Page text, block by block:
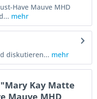
Have Mauve MHD
mehr
diskutieren... mehr
Kay Matte
Mauve MHD